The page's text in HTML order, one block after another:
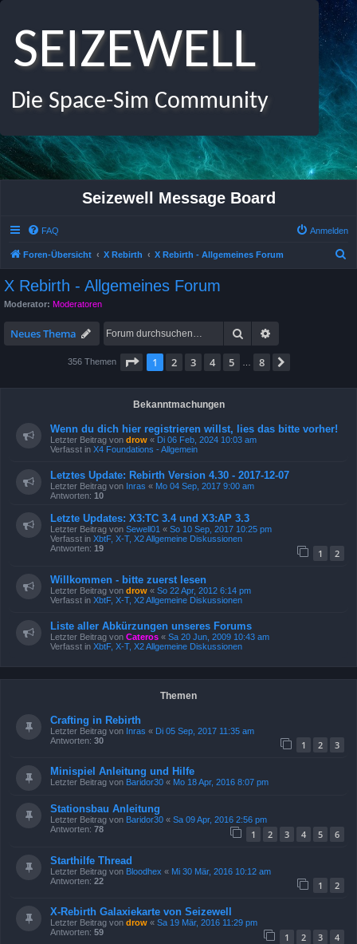
SEIZEWELL
Die Space-Sim Community
Seizewell Message Board
FAQ Anmelden
Foren-Übersicht X Rebirth X Rebirth - Allgemeines Forum
X Rebirth - Allgemeines Forum
Moderator: Moderatoren
Neues Thema Suche
356 Themen Seite 1von8
1 2 3 4 5 8
Bekanntmachungen
Wenn du dich hier registrieren willst, lies das bitte vorher!
Letzter Beitrag von drow « Di 06 Feb, 2024 10:03 am
Verfasst in X4 Foundations - Allgemein
Letztes Update: Rebirth Version 4.30 - 2017-12-07
Letzter Beitrag von Inras « Mo 04 Sep, 2017 9:00 am
Antworten: 10
Letzte Updates: X3:TC 3.4 und X3:AP 3.3
Letzter Beitrag von Sewell01 « So 10 Sep, 2017 10:25 pm
Verfasst in XbtF, X-T, X2 Allgemeine Diskussionen
Antworten: 19 1 2
Willkommen - bitte zuerst lesen
Letzter Beitrag von drow « So 22 Apr, 2012 6:14 pm
Verfasst in XbtF, X-T, X2 Allgemeine Diskussionen
Liste aller Abkürzungen unseres Forums
Letzter Beitrag von Cateros « Sa 20 Jun, 2009 10:43 am
Verfasst in XbtF, X-T, X2 Allgemeine Diskussionen
Themen
Crafting in Rebirth
Letzter Beitrag von Inras « Di 05 Sep, 2017 11:35 am
Antworten: 30 1 2 3
Minispiel Anleitung und Hilfe
Letzter Beitrag von Baridor30 « Mo 18 Apr, 2016 8:07 pm
Stationsbau Anleitung
Letzter Beitrag von Baridor30 « Sa 09 Apr, 2016 2:56 pm
Antworten: 78 1 2 3 4 5 6
Starthilfe Thread
Letzter Beitrag von Bloodhex « Mi 30 Mär, 2016 10:12 am
Antworten: 22 1 2
X-Rebirth Galaxiekarte von Seizewell
Letzter Beitrag von drow « Sa 19 Mär, 2016 11:29 pm
Antworten: 59 1 2 3 4